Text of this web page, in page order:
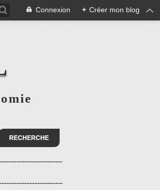
Connexion + Créer mon blog